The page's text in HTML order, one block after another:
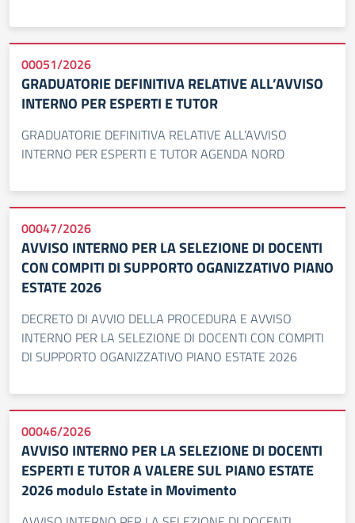
00051/2026
GRADUATORIE DEFINITIVA RELATIVE ALL’AVVISO
INTERNO PER ESPERTI E TUTOR
GRADUATORIE DEFINITIVA RELATIVE ALL’AVVISO
INTERNO PER ESPERTI E TUTOR AGENDA NORD
00047/2026
AVVISO INTERNO PER LA SELEZIONE DI DOCENTI
CON COMPITI DI SUPPORTO OGANIZZATIVO PIANO
ESTATE 2026
DECRETO DI AVVIO DELLA PROCEDURA E AVVISO
INTERNO PER LA SELEZIONE DI DOCENTI CON COMPITI
DI SUPPORTO OGANIZZATIVO PIANO ESTATE 2026
00046/2026
AVVISO INTERNO PER LA SELEZIONE DI DOCENTI
ESPERTI E TUTOR A VALERE SUL PIANO ESTATE
2026 modulo Estate in Movimento